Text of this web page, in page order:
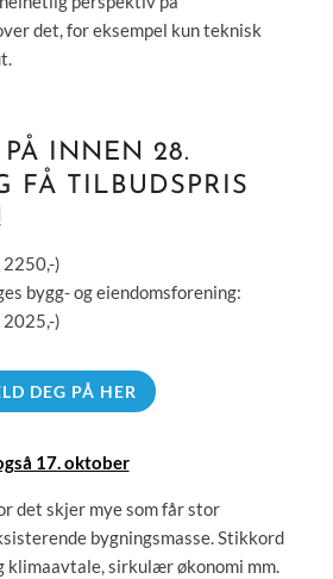
det, for eksempel kun teknisk
INNEN 28.
FÅ TILBUDSPRIS
)
bygg- og eiendomsforening:
)
DEG PÅ HER
17. oktober
det skjer mye som får stor
bygningsmasse. Stikkord
klimaavtale, sirkulær økonomi mm.